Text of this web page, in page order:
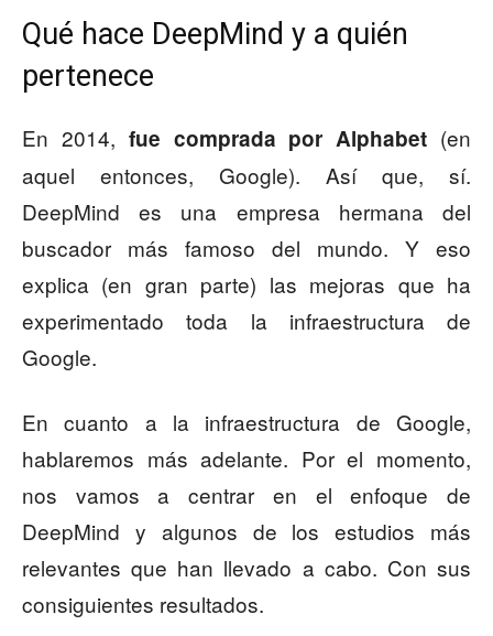
Qué hace DeepMind y a quién
pertenece
En 2014, fue comprada por Alphabet (en
aquel entonces, Google). Así que, sí.
DeepMind es una empresa hermana del
buscador más famoso del mundo. Y eso
explica (en gran parte) las mejoras que ha
experimentado toda la infraestructura de
Google.
En cuanto a la infraestructura de Google,
hablaremos más adelante. Por el momento,
nos vamos a centrar en el enfoque de
DeepMind y algunos de los estudios más
relevantes que han llevado a cabo. Con sus
consiguientes resultados.